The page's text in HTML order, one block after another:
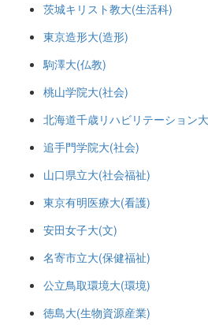
茨城キリスト教大(生活科)
東京造形大(造形)
駒澤大(仏教)
桃山学院大(社会)
北海道千歳リハビリテーション
追手門学院大(社会)
山口県立大(社会福祉)
東京有明医療大(看護)
安田女子大(文)
名寄市立大(保健福祉)
公立鳥取環境大(環境)
徳島大(生物資源産業)